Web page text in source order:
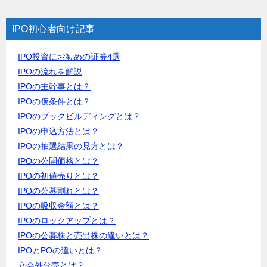
IPO初心者向け記事
IPO投資にお勧めの証券4選
IPOの流れを解説
IPOの主幹事とは？
IPOの仮条件とは？
IPOのブックビルディングとは？
IPOの申込方法とは？
IPOの抽選結果の見方とは？
IPOの公開価格とは？
IPOの初値売りとは？
IPOの公募割れとは？
IPOの吸収金額とは？
IPOのロックアップとは？
IPOの公募株と売出株の違いとは？
IPOとPOの違いとは？
立会外分売とは？